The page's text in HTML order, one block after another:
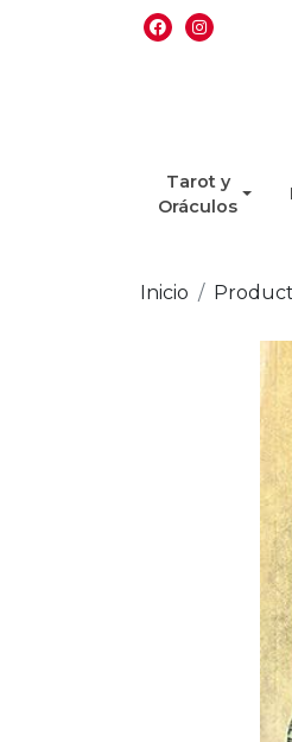
Tarot y
Oráculos
Inicio